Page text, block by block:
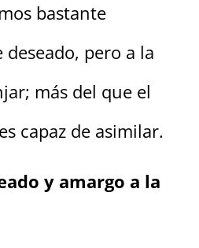
bastante
pero a la
más del que el
capaz de asimilar.
y amargo a la